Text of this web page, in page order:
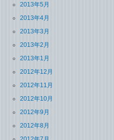
2013年5月
2013年4月
2013年3月
2013年2月
2013年1月
2012年12月
2012年11月
2012年10月
2012年9月
2012年8月